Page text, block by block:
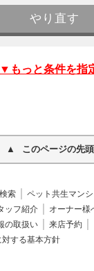
▼もっと条件を指
このページの先
索
ペット共生マン
ッフ紹介 オーナー様
の取扱い
来店予約
する基本方針